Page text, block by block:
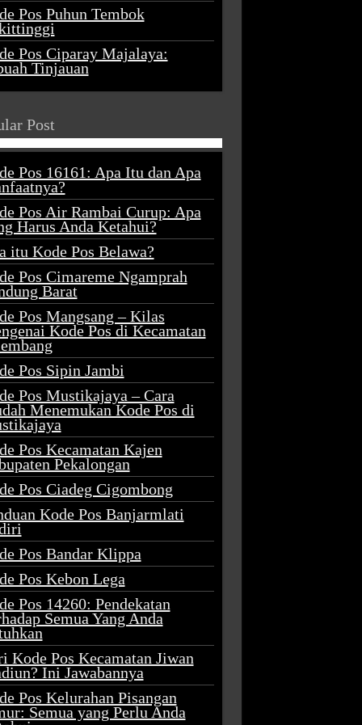
Pos Puhun Tembok
Pos Ciparay Majalaya:
Tinjauan
Post
Pos 16161: Apa Itu dan Apa
Pos Air Rambai Curup: Apa
Harus Anda Ketahui?
itu Kode Pos Belawa?
Pos Cimareme Ngamprah
Barat
Pos Mangsang – Kilas
Kode Pos di Kecamatan
Pos Sipin Jambi
Pos Mustikajaya – Cara
Menemukan Kode Pos di
Pos Kecamatan Kajen
Pekalongan
Pos Ciadeg Cigombong
Kode Pos Banjarmlati
Pos Bandar Klippa
Pos Kebon Lega
Pos 14260: Pendekatan
Semua Yang Anda
Kode Pos Kecamatan Jiwan
Ini Jawabannya
Pos Kelurahan Pisangan
Semua yang Perlu Anda